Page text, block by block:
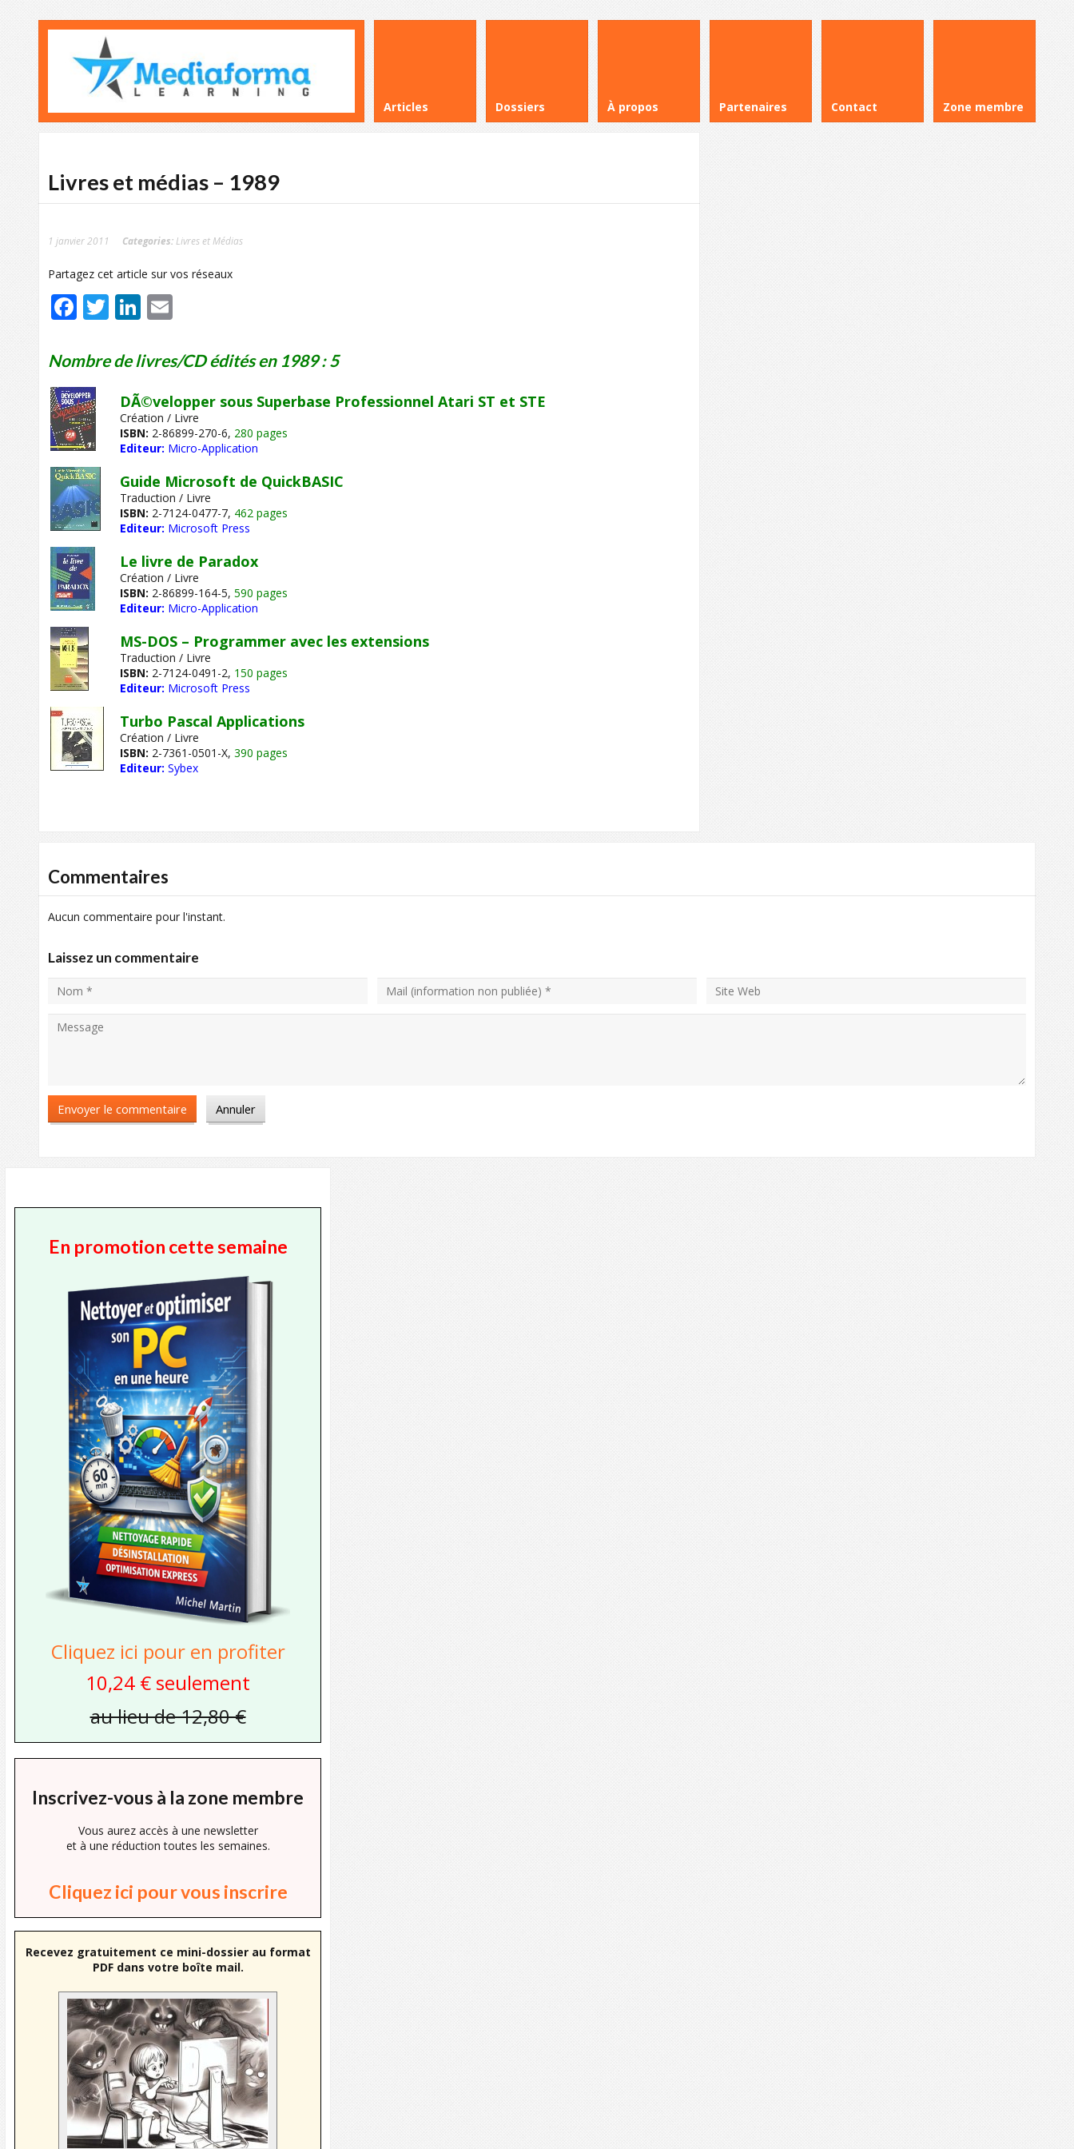
Articles Dossiers À propos Partenaires Contact Zone membre
Livres et médias – 1989
1 janvier 2011 Categories: Livres et Médias
Partagez cet article sur vos réseaux
Facebook
TwitterLinkedIn
Nombre de livres/CD édités en 1989 : 5
DÃ©velopper sous Superbase Professionnel Atari ST et STE
Création / Livre
ISBN: 2-86899-270-6, 280 pages
Editeur: Micro-Application
Guide Microsoft de QuickBASIC
Traduction / Livre
ISBN: 2-7124-0477-7, 462 pages
Editeur: Microsoft Press
Le livre de Paradox
Création / Livre
ISBN: 2-86899-164-5, 590 pages
Editeur: Micro-Application
MS-DOS – Programmer avec les extensions
Traduction / Livre
ISBN: 2-7124-0491-2, 150 pages
Editeur: Microsoft Press
Turbo Pascal Applications
Création / Livre
ISBN: 2-7361-0501-X, 390 pages
Editeur: Sybex
Commentaires
Aucun commentaire pour l'instant.
Laissez un commentaire
En promotion cette semaine
Cliquez ici pour en profiter
10,24 € seulement
au lieu de 12,80 €
Inscrivez-vous à la zone membre
Vous aurez accès à une newsletter
et à une réduction toutes les semaines.
Cliquez ici pour vous inscrire
Recevez gratuitement ce mini-dossier au format
PDF dans votre boîte mail.